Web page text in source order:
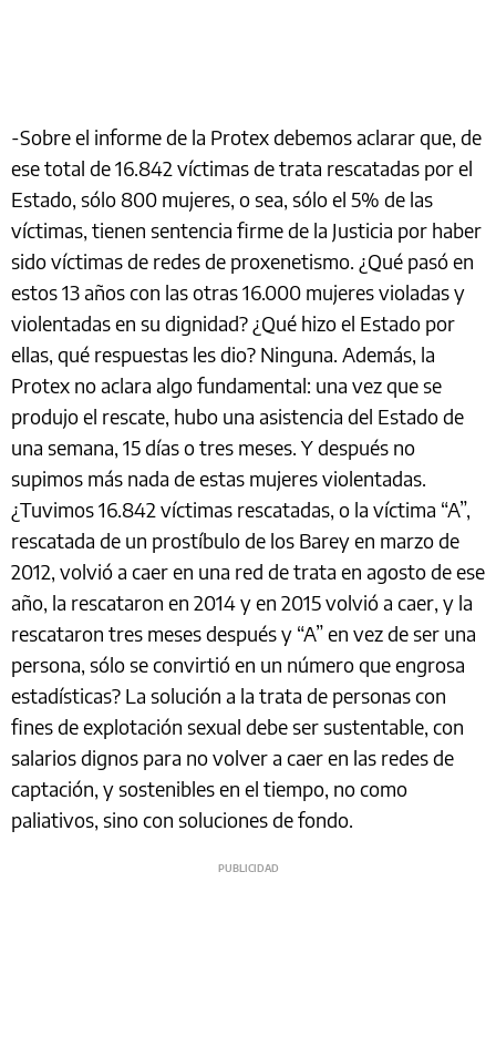
-Sobre el informe de la Protex debemos aclarar que, de
ese total de 16.842 víctimas de trata rescatadas por el
Estado, sólo 800 mujeres, o sea, sólo el 5% de las
víctimas, tienen sentencia firme de la Justicia por haber
sido víctimas de redes de proxenetismo. ¿Qué pasó en
estos 13 años con las otras 16.000 mujeres violadas y
violentadas en su dignidad? ¿Qué hizo el Estado por
ellas, qué respuestas les dio? Ninguna. Además, la
Protex no aclara algo fundamental: una vez que se
produjo el rescate, hubo una asistencia del Estado de
una semana, 15 días o tres meses. Y después no
supimos más nada de estas mujeres violentadas.
¿Tuvimos 16.842 víctimas rescatadas, o la víctima “A”,
rescatada de un prostíbulo de los Barey en marzo de
2012, volvió a caer en una red de trata en agosto de ese
año, la rescataron en 2014 y en 2015 volvió a caer, y la
rescataron tres meses después y “A” en vez de ser una
persona, sólo se convirtió en un número que engrosa
estadísticas? La solución a la trata de personas con
fines de explotación sexual debe ser sustentable, con
salarios dignos para no volver a caer en las redes de
captación, y sostenibles en el tiempo, no como
paliativos, sino con soluciones de fondo.